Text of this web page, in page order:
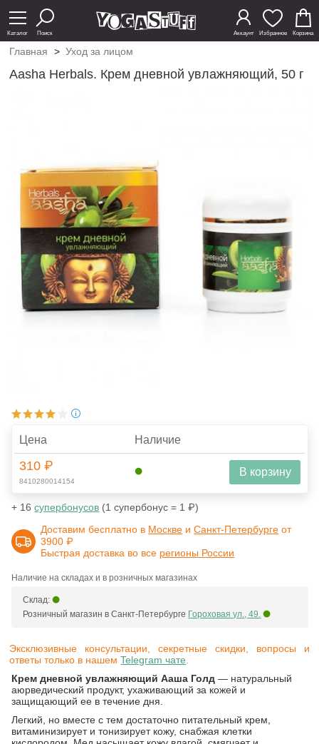
Каталог Поиск Аккаунт Избранное Корзина
Главная > Уход за лицом
Aasha Herbals. Крем дневной увлажняющий, 50 г
Цена Наличие
310 ₽
8410280014154
В корзину
+ 16супербонусов (1 супербонус = 1 ₽)
Доставим бесплатно в Москве иСанкт-Петербурге от
3900 ₽
Быстрая доставка во все регионы России
Наличие на складах и в розничных магазинах
Склад:
Розничный магазин в Санкт-Петербурге Гороховая ул., 49.
Эксклюзивные консультации, секретные скидки, вопросы и
ответы только в нашемTelegram чате
Крем дневной увлажняющий Ааша Голд — натуральный
аюрведический продукт, ухаживающий за кожей и
защищающий ее в течение дня.
Легкий, но вместе с тем достаточно питательный крем,
витаминизирует и тонизирует кожу, снабжая клетки